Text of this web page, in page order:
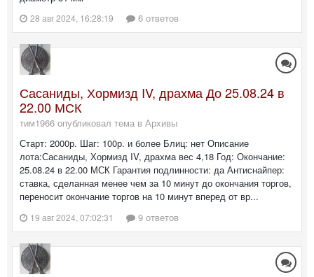
28 авг 2024, 16:28:19 6 ответов
Сасаниды, Хормизд IV, драхма До 25.08.24 в
22.00 МСК
тим1966 опубликовал тема в Архивы
Старт: 2000р. Шаг: 100р. и более Блиц: нет Описание
лота:Сасаниды, Хормизд IV, драхма вес 4,18 Год: Окончание:
25.08.24 в 22.00 МСК Гарантия подлинности: да Антиснайпер:
ставка, сделанная менее чем за 10 минут до окончания торгов,
переносит окончание торгов на 10 минут вперед от вр...
19 авг 2024, 07:02:31 9 ответов